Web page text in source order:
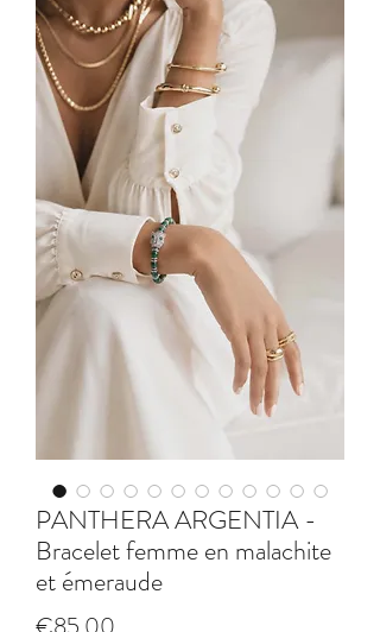
PANTHERA ARGENTIA -
Bracelet femme en malachite
et émeraude